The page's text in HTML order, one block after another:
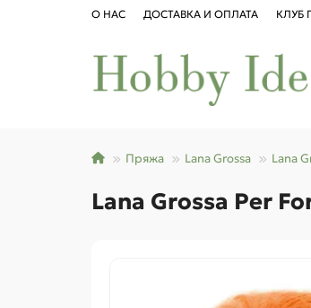
О НАС ДОСТАВКА И ОПЛАТА КЛУБ
Пряжа Lana Grossa Lana
Lana Grossa Per